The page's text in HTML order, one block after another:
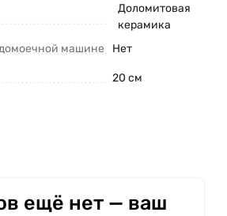
Доломитовая
керамика
машине
Нет
20 см
ещё нет — ваш